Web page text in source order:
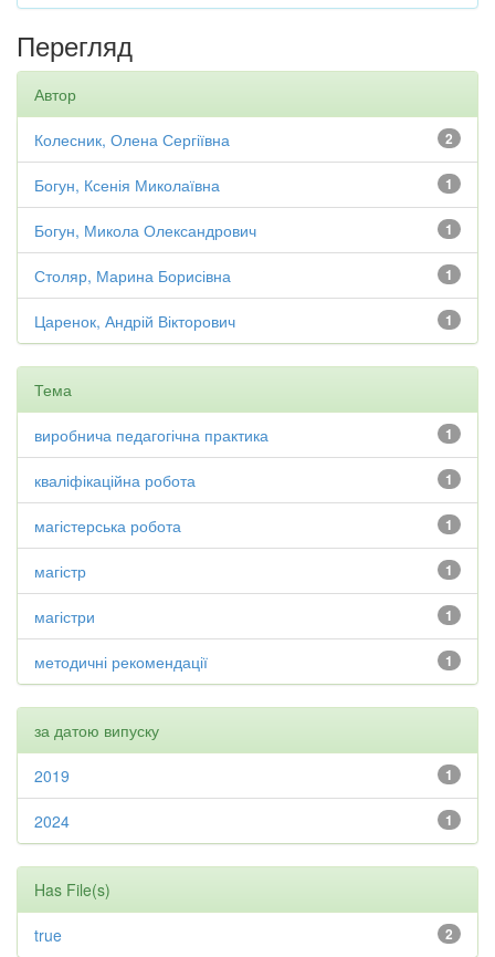
Перегляд
Автор
2
Колесник, Олена Сергіївна
1
Богун, Ксенія Миколаївна
1
Богун, Микола Олександрович
1
Столяр, Марина Борисівна
1
Царенок, Андрій Вікторович
Тема
1
виробнича педагогічна практика
1
кваліфікаційна робота
1
магістерська робота
1
магістр
1
магістри
1
методичні рекомендації
за датою випуску
1
2019
1
2024
Has File(s)
2
true